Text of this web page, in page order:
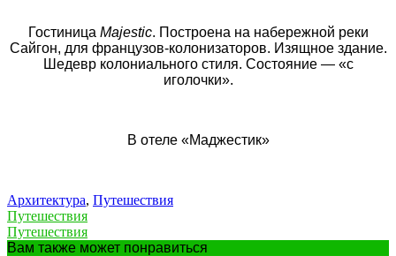
Гостиница Majestic. Построена на набережной реки
Сайгон, для французов-колонизаторов. Изящное здание.
Шедевр колониального стиля. Состояние — «с
иголочки».
В отеле «Маджестик»
Архитектура, Путешествия
Путешествия
Путешествия
Вам также может понравиться